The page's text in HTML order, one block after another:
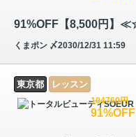
くまポン 〆2030/12/31 11:59
東京都 レッスン
104760円
91%OFF